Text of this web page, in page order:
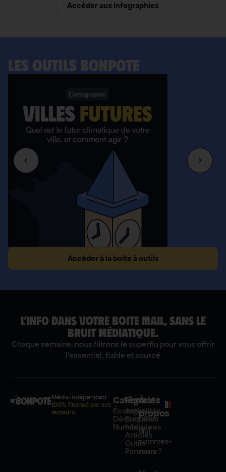
Accéder aux infographies
LES OUTILS BONPOTE
Accéder à la boite à outils
L’INFO DANS VOTRE BOITE MAIL, SANS LE
BRUIT MÉDIATIQUE.
Chaque semaine, nous filtrons le superflu pour vous offrir
l'essentiel, fiable et sourcé
Média indépendant
100% financé par ses
lecteurs.
Catégories
Écologie
Démocratie
Numérique
Formats
Actualités
Enquêtes
Interviews
Articles
Outils
Parcours
À
propos
Qui
sommes-
nous ?